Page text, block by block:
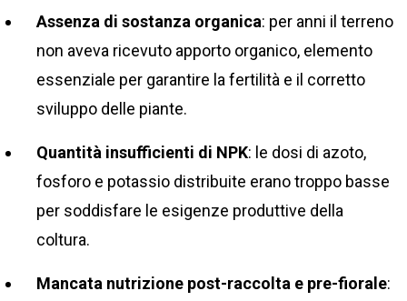
Assenza di sostanza organica: per anni il terreno
non aveva ricevuto apporto organico, elemento
essenziale per garantire la fertilità e il corretto
sviluppo delle piante.
Quantità insufficienti di NPK: le dosi di azoto,
fosforo e potassio distribuite erano troppo basse
per soddisfare le esigenze produttive della
coltura.
Mancata nutrizione post-raccolta e pre-fiorale: